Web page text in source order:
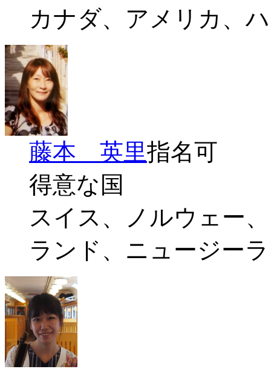
カナダ、アメリカ、
藤本 英里指名可
得意な国
スイス、ノルウェー
ランド、ニュージー